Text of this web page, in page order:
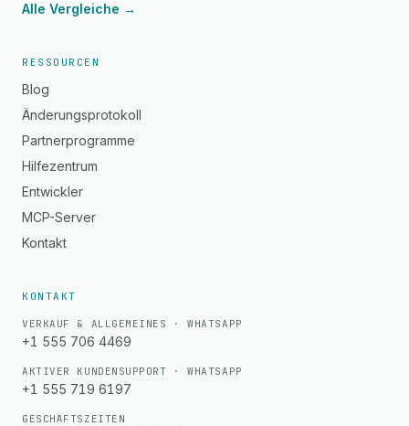
Alle Vergleiche →
RESSOURCEN
Blog
Änderungsprotokoll
Partnerprogramme
Hilfezentrum
Entwickler
MCP-Server
Kontakt
KONTAKT
VERKAUF & ALLGEMEINES · WHATSAPP
+1 555 706 4469
AKTIVER KUNDENSUPPORT · WHATSAPP
+1 555 719 6197
GESCHÄFTSZEITEN